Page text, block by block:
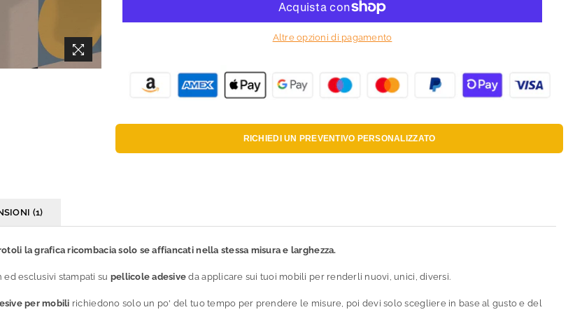
Altre opzioni di pagamento
RICHIEDI UN PREVENTIVO PERSONALIZZATO
(1)
la grafica ricombacia solo se affiancati nella stessa misura e larghezza.
esclusivi stampati su pellicole adesive da applicare sui tuoi mobili per renderli nuovi, unici, diversi.
per mobili richiedono solo un po' del tuo tempo per prendere le misure, poi devi solo scegliere in base al gusto e del